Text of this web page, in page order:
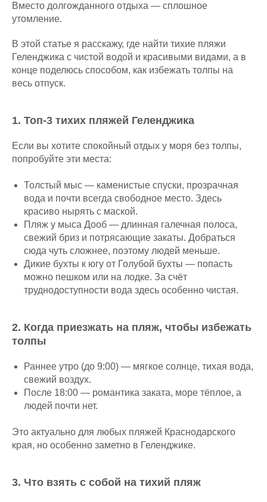
Вместо долгожданного отдыха — сплошное
утомление.
В этой статье я расскажу, где найти тихие пляжи
Геленджика с чистой водой и красивыми видами, а в
конце поделюсь способом, как избежать толпы на
весь отпуск.
1.⁠ ⁠Топ-3 тихих пляжей Геленджика
Если вы хотите спокойный отдых у моря без толпы,
попробуйте эти места:
⁠Толстый мыс — каменистые спуски, прозрачная
вода и почти всегда свободное место. Здесь
красиво нырять с маской.
⁠Пляж у мыса Дооб — длинная галечная полоса,
свежий бриз и потрясающие закаты. Добраться
сюда чуть сложнее, поэтому людей меньше.
⁠Дикие бухты к югу от Голубой бухты — попасть
можно пешком или на лодке. За счёт
труднодоступности вода здесь особенно чистая.
2.⁠ ⁠Когда приезжать на пляж, чтобы избежать
толпы
⁠Раннее утро (до 9:00) — мягкое солнце, тихая вода,
свежий воздух.
⁠После 18:00 — романтика заката, море тёплое, а
людей почти нет.
Это актуально для любых пляжей Краснодарского
края, но особенно заметно в Геленджике.
3.⁠ ⁠Что взять с собой на тихий пляж